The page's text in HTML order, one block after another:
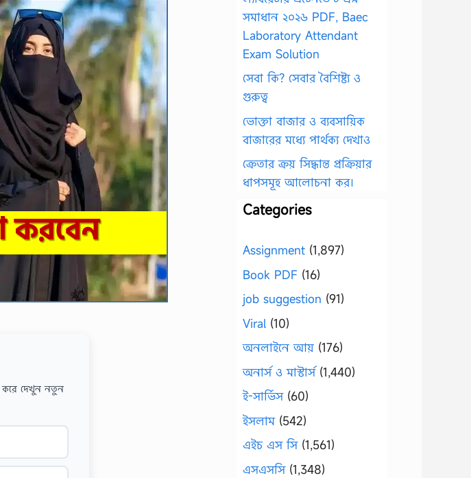
করে দেখুন নতুন
সমাধান ২০২৬ PDF, Baec
Laboratory Attendant
Exam Solution
সেবা কি? সেবার বৈশিষ্ট্য ও
গুরুত্ব
ভোক্তা বাজার ও ব্যবসায়িক
বাজারের মধ্যে পার্থক্য দেখাও
ক্রেতার ক্রয় সিদ্ধান্ত প্রক্রিয়ার
ধাপসমূহ আলোচনা কর।
Categories
Assignment (1,897)
Book PDF (16)
job suggestion (91)
Viral (10)
অনলাইনে আয় (176)
অনার্স ও মাস্টার্স(1,440)
ই-সার্ভিস(60)
ইসলাম(542)
এইচ এস সি(1,561)
এসএসসি(1,348)